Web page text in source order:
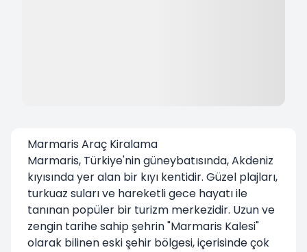
Marmaris Araç Kiralama
Marmaris, Türkiye'nin güneybatısında, Akdeniz
kıyısında yer alan bir kıyı kentidir. Güzel plajları,
turkuaz suları ve hareketli gece hayatı ile
tanınan popüler bir turizm merkezidir. Uzun ve
zengin tarihe sahip şehrin "Marmaris Kalesi"
olarak bilinen eski şehir bölgesi, içerisinde çok